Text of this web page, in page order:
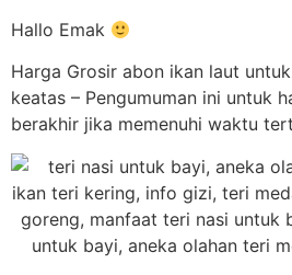
Hallo Emak
Harga Grosir abon ikan laut
keatas – Pengumuman ini untuk
berakhir jika memenuhi waktu